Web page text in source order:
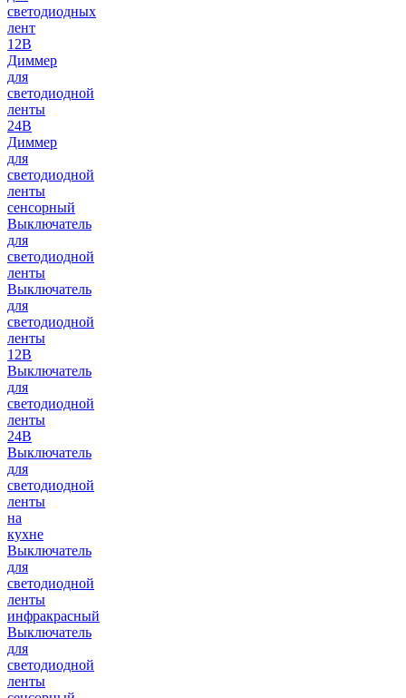
светодиодных
лент
12В
Диммер
для
светодиодной
ленты
24В
Диммер
для
светодиодной
ленты
сенсорный
Выключатель
для
светодиодной
ленты
Выключатель
для
светодиодной
ленты
12В
Выключатель
для
светодиодной
ленты
24В
Выключатель
для
светодиодной
ленты
на
кухне
Выключатель
для
светодиодной
ленты
инфракрасный
Выключатель
для
светодиодной
ленты